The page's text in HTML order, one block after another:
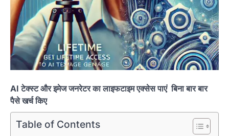
AI टेक्स्ट और इमेज जनरेटर का लाइफटाइम एक्सेस पाएं बिना बार बार
पैसे खर्च किए
Table of Contents